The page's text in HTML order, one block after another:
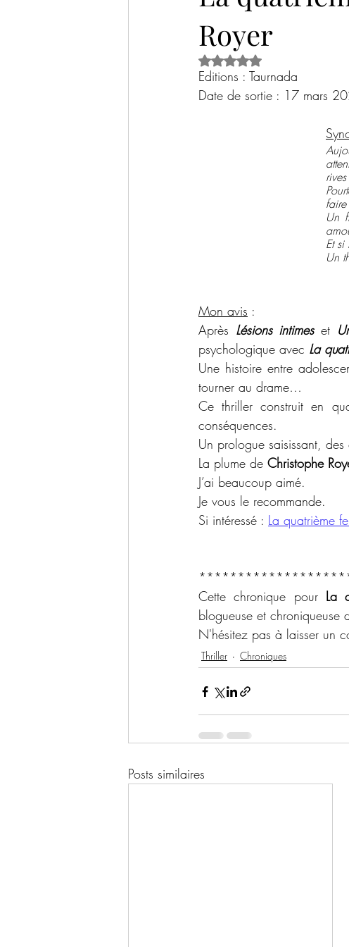
Livre jeunesse Documentaire / Sciences
Royer
Noté NaN étoiles sur 5.
Editions : Taurnada
Date de sortie : 17 mars
Un
Et
Un
Mon avis :
Après Lésions intimes et
psychologique avec La
Une histoire entre
tourner au drame…
Ce thriller construit en
conséquences.
Un prologue saisissant,
La plume de Christophe
J’ai beaucoup aimé.
Je vous le recommande.
Si intéressé : La quatrième
Cette chronique pour La
blogueuse et chroniqueuse
N'hésitez pas à laisser un
Thriller Chroniques
Posts similaires